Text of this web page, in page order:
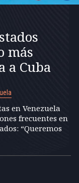
más
a Cuba
en Venezuela
frecuentes en
“Queremos